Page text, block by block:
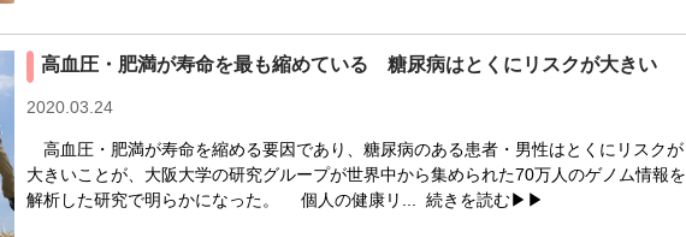
高血圧・肥満が寿命を最も縮めている 糖尿病はとくにリスクが大きい
2020.03.24
高血圧・肥満が寿命を縮める要因であり、糖尿病のある患者・男性はとくにリスクが
大きいことが、大阪大学の研究グループが世界中から集められた70万人のゲノム情報を
解析した研究で明らかになった。 個人の健康リ... 続きを読む▶▶